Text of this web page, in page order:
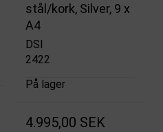
stål/kork, Silver, 9 x
A4
DSI
2422
På lager
4.995,00 SEK